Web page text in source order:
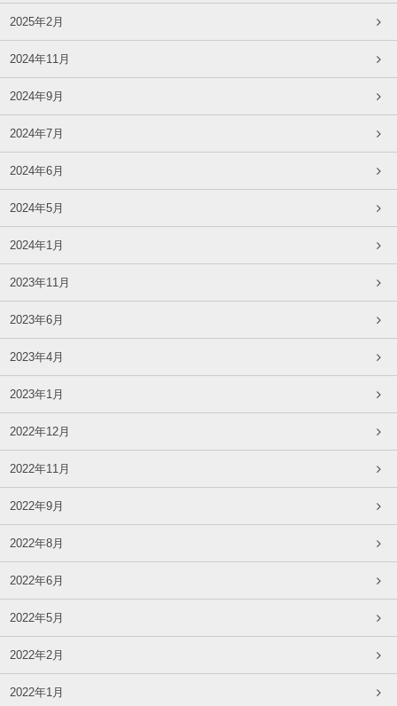
2025年2月
2024年11月
2024年9月
2024年7月
2024年6月
2024年5月
2024年1月
2023年11月
2023年6月
2023年4月
2023年1月
2022年12月
2022年11月
2022年9月
2022年8月
2022年6月
2022年5月
2022年2月
2022年1月